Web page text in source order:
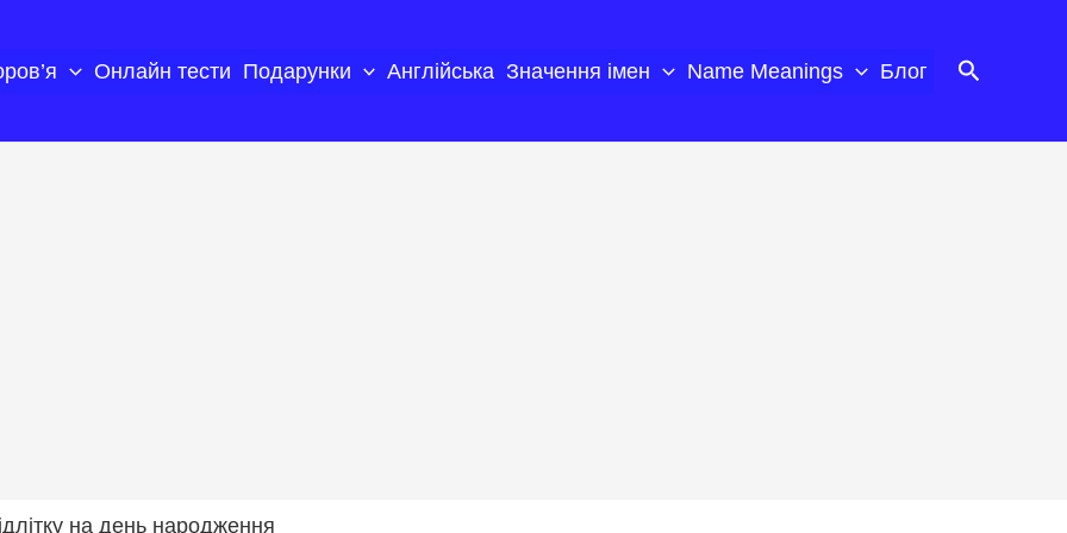
Онлайн тести Подарунки Англійська Значення імен Name Meanings Блог Пошук
на день народження